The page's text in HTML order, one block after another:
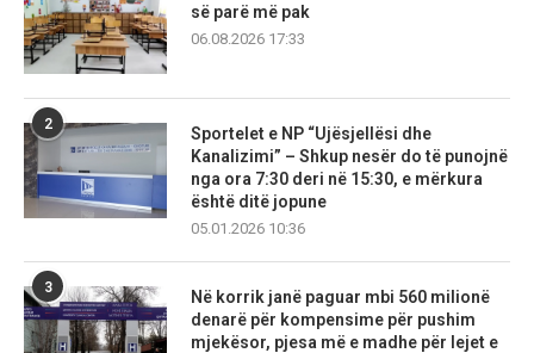
së parë më pak
06.08.2026 17:33
2
Sportelet e NP “Ujësjellësi dhe
Kanalizimi” – Shkup nesër do të punojnë
nga ora 7:30 deri në 15:30, e mërkura
është ditë jopune
05.01.2026 10:36
3
Në korrik janë paguar mbi 560 milionë
denarë për kompensime për pushim
mjekësor, pjesa më e madhe për lejet e